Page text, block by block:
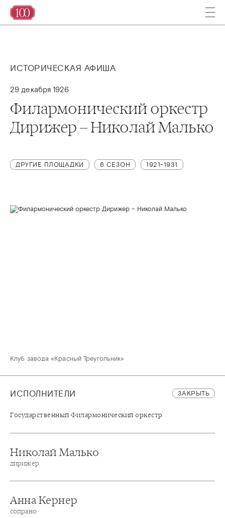
ИСТОРИЧЕСКАЯ АФИША
29 декабря 1926
Филармонический оркестр
Дирижер – Николай Малько
ДРУГИЕ ПЛОЩАДКИ 6 СЕЗОН 1921-1931
Клуб завода «Красный Треугольник»
ИСПОЛНИТЕЛИ ЗАКРЫТЬ
Государственный Филармонический оркестр
Николай Малько
дирижер
Анна Кернер
сопрано